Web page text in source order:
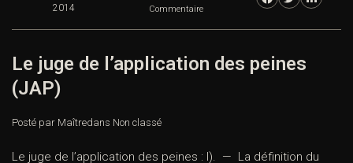
2014 Commentaire
Le juge de l’application des peines
(JAP)
Posté par Maîtredans Non classé
Le juge de l’application des peines : I). — La définition du